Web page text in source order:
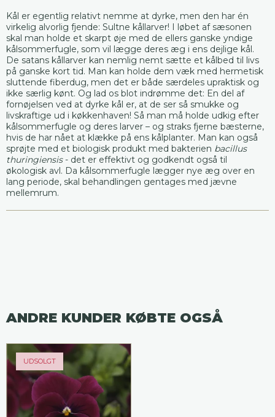
Kål er egentlig relativt nemme at dyrke, men den har én
virkelig alvorlig fjende: Sultne kållarver! I løbet af sæsonen
skal man holde et skarpt øje med de ellers ganske yndige
kålsommerfugle, som vil lægge deres æg i ens dejlige kål.
De satans kållarver kan nemlig nemt sætte et kålbed til livs
på ganske kort tid. Man kan holde dem væk med hermetisk
sluttende fiberdug, men det er både særdeles upraktisk og
ikke særlig kønt. Og lad os blot indrømme det: En del af
fornøjelsen ved at dyrke kål er, at de ser så smukke og
livskraftige ud i køkkenhaven! Så man må holde udkig efter
kålsommerfugle og deres larver – og straks fjerne bæsterne,
hvis de har nået at klække på ens kålplanter. Man kan også
sprøjte med et biologisk produkt med bakterien bacillus
thuringiensis- det er effektivt og godkendt også til
økologisk avl. Da kålsommerfugle lægger nye æg over en
lang periode, skal behandlingen gentages med jævne
mellemrum.
ANDRE KUNDER KØBTE OGSÅ
UDSOLGT